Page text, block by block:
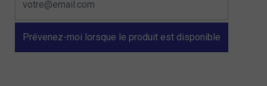
Prévenez-moi lorsque le produit est disponible